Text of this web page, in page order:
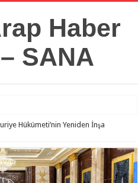
Türkiye’deki Milli Savunma
Hükümeti’nin Yeniden İnşa